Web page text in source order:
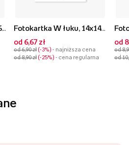
Magnes Moja Rodzinka, 6x6 cm
Fotokartka W łuku, 14x14 cm
od 6,67 zł
od 6,90 zł -3% - najniższa cena
od 8,90 zł -25% - cena regularna
od
od
od